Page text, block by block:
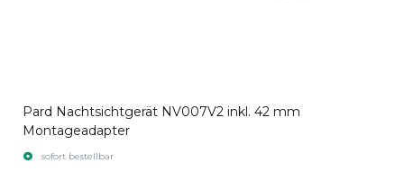
Pard Nachtsichtgerät NV007V2 inkl. 42 mm
Montageadapter
sofort bestellbar